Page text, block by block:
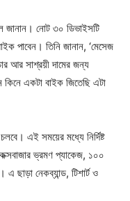
জানান। নোট ৩০ ডিভাইসটি
পাবেন। তিনি জানান, ‘মেসেজ
আর সাশ্রয়ী দামের জন্য
একটা বাইক জিতেছি এটা
এই সময়ের মধ্যে নির্দিষ্ট
কক্সবাজার ভ্রমণ প্যাকেজ, ১০০
ছাড়া নেকব্যান্ড, টিশার্ট ও